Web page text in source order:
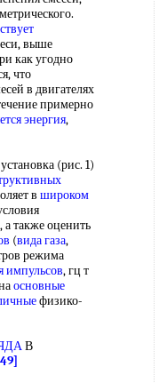
выше
как угодно
что
в двигателях
примерно
энергия,
(рис. 1)
в широком
, а также оценить
(вида газа,
режима
импульсов, гц т
основные
физико-
В